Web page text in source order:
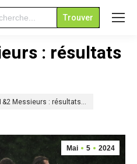
: résultats
Messieurs : résultats…
Mai 5 2024